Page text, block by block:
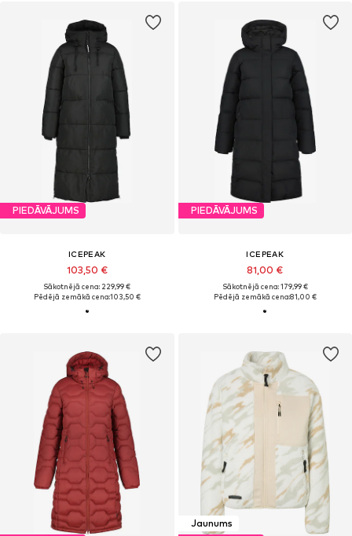
PIEDĀVĀJUMS
ICEPEAK
103,50 €
Sākotnējā cena: 229,99 €
Pēdējā zemākā cena:103,50 €
PIEDĀVĀJUMS
ICEPEAK
81,00 €
Sākotnējā cena: 179,99 €
Pēdējā zemākā cena:81,00 €
Jaunums